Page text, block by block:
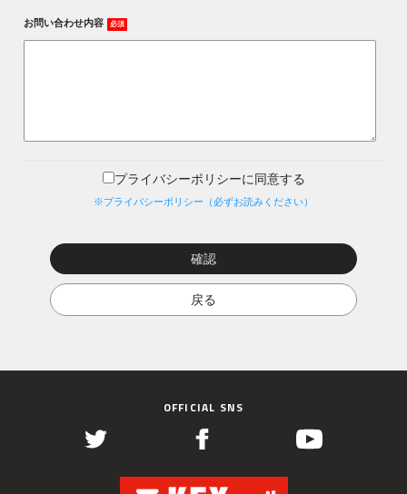
お問い合わせ内容 必須
プライバシーポリシーに同意する
※プライバシーポリシー（必ずお読みください）
OFFICIAL SNS